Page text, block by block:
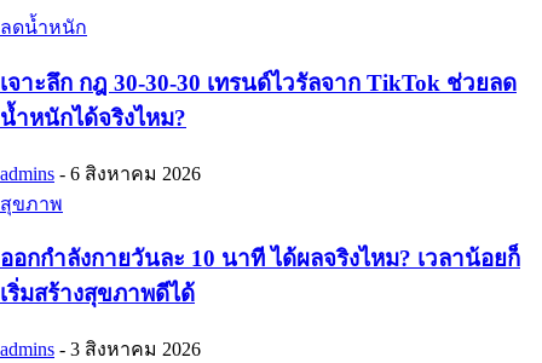
ลดน้ำหนัก
เจาะลึก กฎ 30-30-30 เทรนด์ไวรัลจาก TikTok ช่วยลด
น้ำหนักได้จริงไหม?
admins - 6 สิงหาคม 2026
สุขภาพ
ออกกำลังกายวันละ 10 นาที ได้ผลจริงไหม? เวลาน้อยก็
เริ่มสร้างสุขภาพดีได้
admins - 3 สิงหาคม 2026